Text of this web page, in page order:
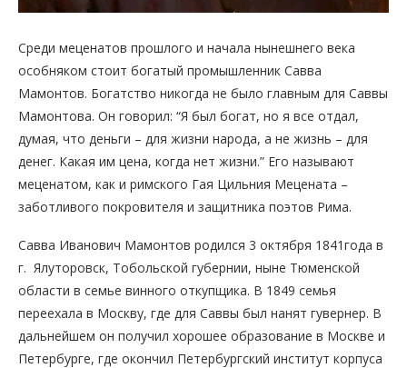
Среди меценатов прошлого и начала нынешнего века
особняком стоит богатый промышленник Савва
Мамонтов. Богатство никогда не было главным для Саввы
Мамонтова. Он говорил: “Я был богат, но я все отдал,
думая, что деньги – для жизни народа, а не жизнь – для
денег. Какая им цена, когда нет жизни.” Его называют
меценатом, как и римского Гая Цильния Мецената –
заботливого покровителя и защитника поэтов Рима.
Савва Иванович Мамонтов родился 3 октября 1841года в
г. Ялуторовск, Тобольской губернии, ныне Тюменской
области в семье винного откупщика. В 1849 семья
переехала в Москву, где для Саввы был нанят гувернер. В
дальнейшем он получил хорошее образование в Москве и
Петербурге, где окончил Петербургский институт корпуса